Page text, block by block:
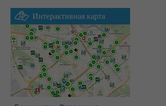
Интерактивная карта